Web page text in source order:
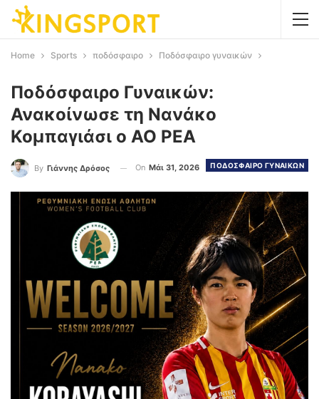
Home Sports ποδόσφαιρο Ποδόσφαιρο γυναικών
Ποδόσφαιρο Γυναικών:
Ανακοίνωσε τη Νανάκο
Κομπαγιάσι ο ΑΟ ΡΕΑ
ΠΟΔΟΣΦΑΙΡΟ ΓΥΝΑΙΚΩΝ
By Γιάννης Δρόσος On Μάι 31, 2026